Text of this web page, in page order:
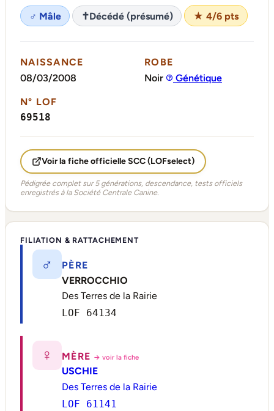
♂ Mâle ✝Décédé (présumé) ★ 4/6 pts
NAISSANCE
08/03/2008
ROBE
Noir
Génétique
N° LOF
69518
Voir la fiche officielle SCC (LOFselect)
Pédigrée complet sur 5 générations, descendance, tests officiels
enregistrés à la Société Centrale Canine.
FILIATION & RATTACHEMENT
♂
PÈRE
VERROCCHIO
Des Terres de la Rairie
LOF 64134
♀ MÈRE → voir la fiche
USCHIE
Des Terres de la Rairie
LOF 61141